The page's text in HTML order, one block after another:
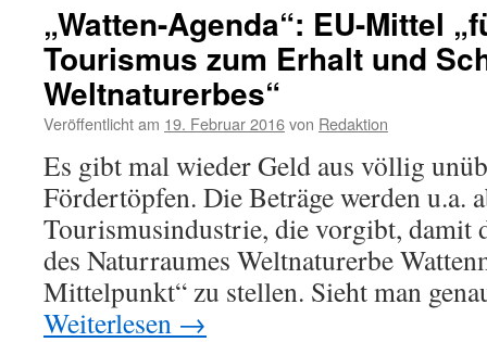
„Watten-Agenda“: EU-Mittel
Tourismus zum Erhalt und
Weltnaturerbes“
Veröffentlicht am 19. Februar 2016von Redaktion
Es gibt mal wieder Geld aus völlig
Fördertöpfen. Die Beträge werden u.a.
Tourismusindustrie, die vorgibt, damit
des Naturraumes Weltnaturerbe
Mittelpunkt“ zu stellen. Sieht man
Weiterlesen →